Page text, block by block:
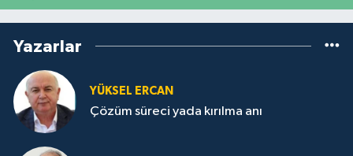
Yazarlar
YÜKSEL ERCAN
Çözüm süreci yada kırılma anı